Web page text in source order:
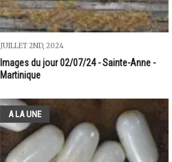
JUILLET 2ND, 2024
Images du jour 02/07/24 - Sainte-Anne -
Martinique
A LA UNE